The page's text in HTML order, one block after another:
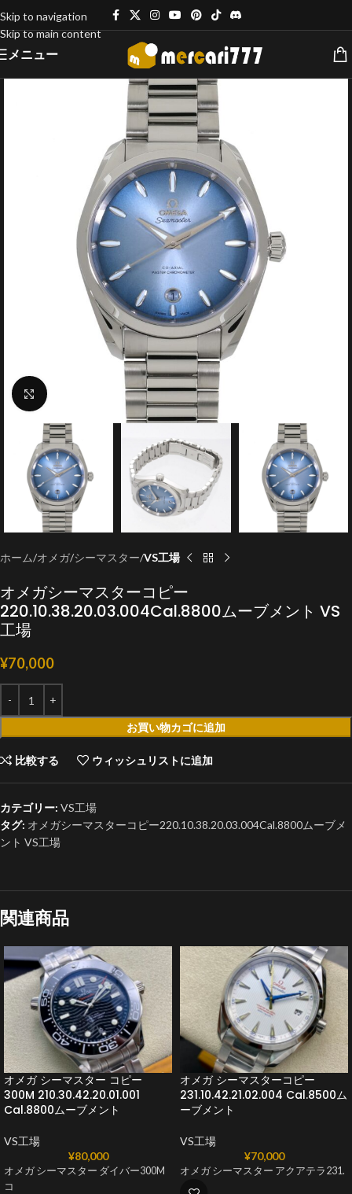
Skip to navigation
Skip to main content
メニュー
クリックで拡大
ホーム オメガ シーマスター VS工場
オメガシーマスターコピー
220.10.38.20.03.004Cal.8800ムーブメント VS
工場
¥70,000
お買い物カゴに追加
比較する ウィッシュリストに追加
カテゴリー: VS工場
タグ: オメガシーマスターコピー220.10.38.20.03.004Cal.8800ムーブメ
ント VS工場
関連商品
オメガ シーマスター コピー
300M 210.30.42.20.01.001
Cal.8800ムーブメント
VS工場
¥80,000
オメガ シーマスター ダイバー300M
コ
オメガ シーマスターコピー
231.10.42.21.02.004 Cal.8500ム
ーブメント
VS工場
¥70,000
オメガ シーマスター アクアテラ231.